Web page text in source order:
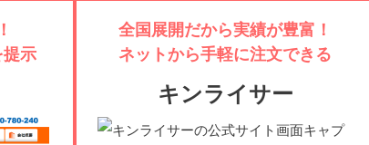
示
全国展開だから実績が豊富！
ネットから手軽に注文できる
キンライサー